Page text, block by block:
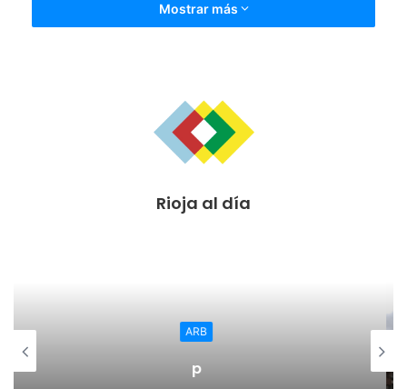
Mostrar más
Rioja al día
convoca subvenciones para la